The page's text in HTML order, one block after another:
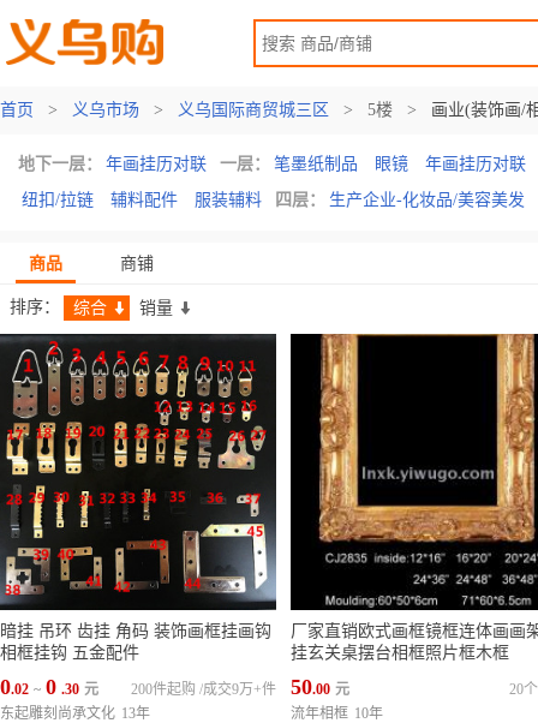
首页 > 义乌市场 > 义乌国际商贸城三区 > 5楼 > 画业(装饰画/
地下一层： 年画挂历对联 一层： 笔墨纸制品 眼镜
年画挂历对联
纽扣/拉链
辅料配件 服装辅料 四层： 生产企业-化妆品/美容美发
商品 商铺
排序： 综合 销量
暗挂 吊环 齿挂 角码 装饰画框挂画钩
相框挂钩 五金配件
0.02 ~ 0 .30 元 成交9万+件
200件起购 /
东起雕刻尚承文化 13年
厂家直销欧式画框镜框连体画画
挂玄关桌摆台相框照片框木框
50.00 元
20
流年相框 10年